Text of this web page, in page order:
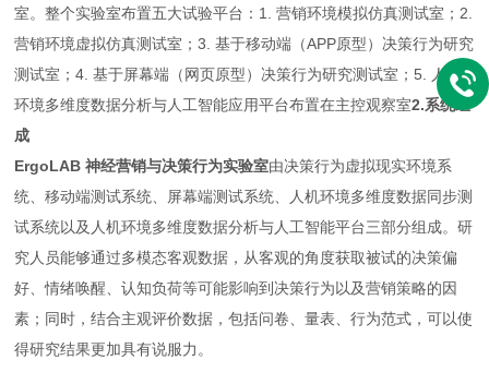
室。整个实验室布置五大试验平台：1. 营销环境模拟仿真测试室；2.
营销环境虚拟仿真测试室；3. 基于移动端（APP原型）决策行为研究
测试室；4. 基于屏幕端（网页原型）决策行为研究测试室；5. 人机
环境多维度数据分析与人工智能应用平台布置在主控观察室2.系统组
成
ErgoLAB 神经营销与决策行为实验室由决策行为虚拟现实环境系
统、移动端测试系统、屏幕端测试系统、人机环境多维度数据同步测
试系统以及人机环境多维度数据分析与人工智能平台三部分组成。研
究人员能够通过多模态客观数据，从客观的角度获取被试的决策偏
好、情绪唤醒、认知负荷等可能影响到决策行为以及营销策略的因
素；同时，结合主观评价数据，包括问卷、量表、行为范式，可以使
得研究结果更加具有说服力。